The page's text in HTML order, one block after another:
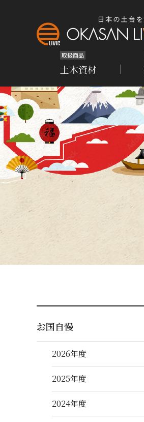
取扱商品
土木資材
お国自慢
2026年度
2025年度
2024年度